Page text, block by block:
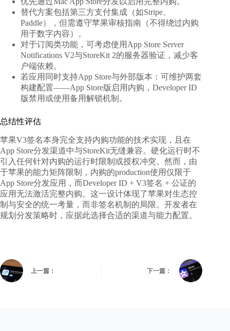
替代方案包括第三方支付集成（如Stripe、
Paddle），但需遵守苹果审核指南（不得绕过内购
用于数字内容）。
对于订阅类功能，可考虑使用App Store Server
Notifications V2与StoreKit 2的服务器验证，减少客
户端依赖。
若应用同时支持App Store与外部版本：可维护两套
构建配置——App Store版启用内购，Developer ID
版禁用或使用备用解锁机制。
总结性评估
苹果V3签名本身完全支持内购功能的技术实现，且在
App Store分发渠道中与StoreKit无缝兼容。硬化运行时不
引入任何针对内购的运行时限制或授权冲突。然而，由
于苹果的能力矩阵限制，内购的production使用仅限于
App Store分发应用，而Developer ID + V3签名 + 公证的
应用无法激活完整内购。这一设计体现了苹果对生态控
制与安全的统一考量，而非签名机制的局限。开发者在
规划分发策略时，应据此选择合适的渠道与能力配置。
上一篇： 下一篇：